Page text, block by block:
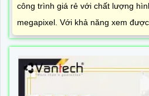
công trình giá rẻ với chất lượng
megapixel. Với khả năng xem